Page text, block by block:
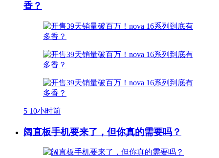
香？
5 10小时前
阔直板手机要来了，但你真的需要吗？